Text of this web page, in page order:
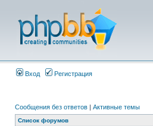
Вход Регистрация
Сообщения без ответов | Активные темы
Список форумов